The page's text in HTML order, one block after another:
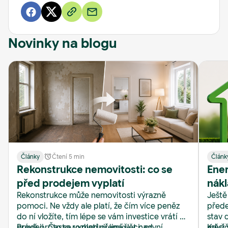
Novinky na blogu
Články Čtení 5 min
Rekonstrukce nemovitosti: co se
před prodejem vyplatí
Rekonstrukce může nemovitosti výrazně
pomoci. Ne vždy ale platí, že čím více peněz
do ní vložíte, tím lépe se vám investice vrátí při
stav